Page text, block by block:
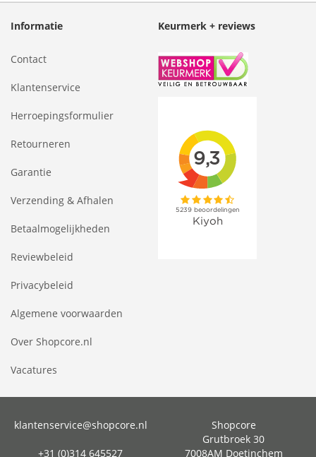
Informatie
Contact
Klantenservice
Herroepingsformulier
Retourneren
Garantie
Verzending & Afhalen
Betaalmogelijkheden
Reviewbeleid
Privacybeleid
Algemene voorwaarden
Over Shopcore.nl
Vacatures
Keurmerk + reviews
klantenservice@shopcore.nl
+31 (0)314 645527
Shopcore
Grutbroek 30
7008AM Doetinchem